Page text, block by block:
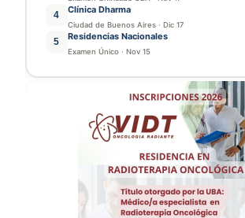
4 Clínica Dharma
Ciudad de Buenos Aires · Dic 17
5 Residencias Nacionales
Examen Único · Nov 15